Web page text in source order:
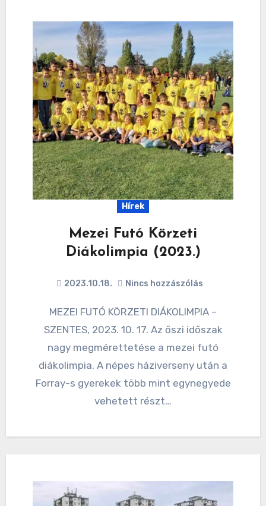
Hírek
Mezei Futó Körzeti
Diákolimpia (2023.)
2023.10.18. Nincs hozzászólás
MEZEI FUTÓ KÖRZETI DIÁKOLIMPIA –
SZENTES, 2023. 10. 17. Az őszi időszak
nagy megmérettetése a mezei futó
diákolimpia. A népes háziverseny után a
Forray-s gyerekek több mint egynegyede
vehetett részt…